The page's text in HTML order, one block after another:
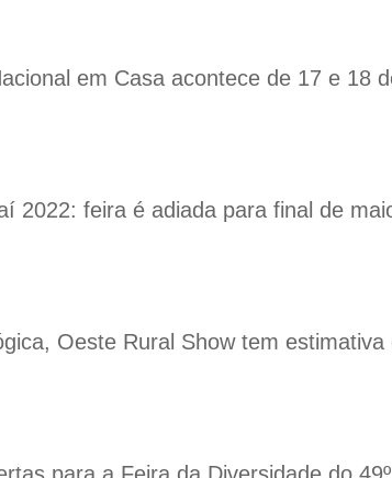
em Casa acontece de 17 e 18
2022: feira é adiada para final de
Oeste Rural Show tem